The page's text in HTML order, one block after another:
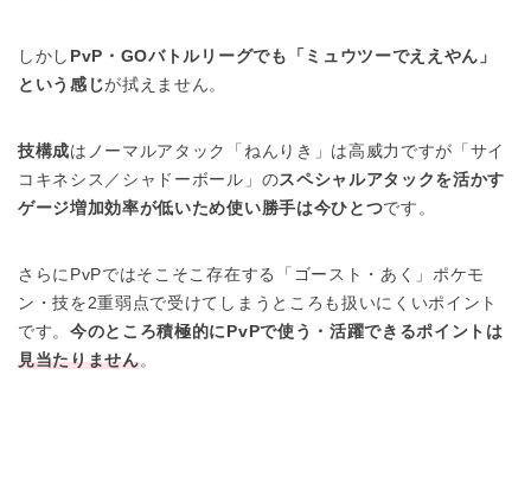
しかし PvP・GOバトルリーグでも「ミュウツーでええやん」
という感じが拭えません。
技構成はノーマルアタック「ねんりき」は高威力ですが「サイ
コキネシス／シャドーボール」のスペシャルアタックを活かす
ゲージ増加効率が低いため使い勝手は今ひとつです。
さらにPvPではそこそこ存在する「ゴースト・あく」ポケモ
ン・技を2重弱点で受けてしまうところも扱いにくいポイント
です。今のところ積極的にPvPで使う・活躍できるポイントは
見当たりません。